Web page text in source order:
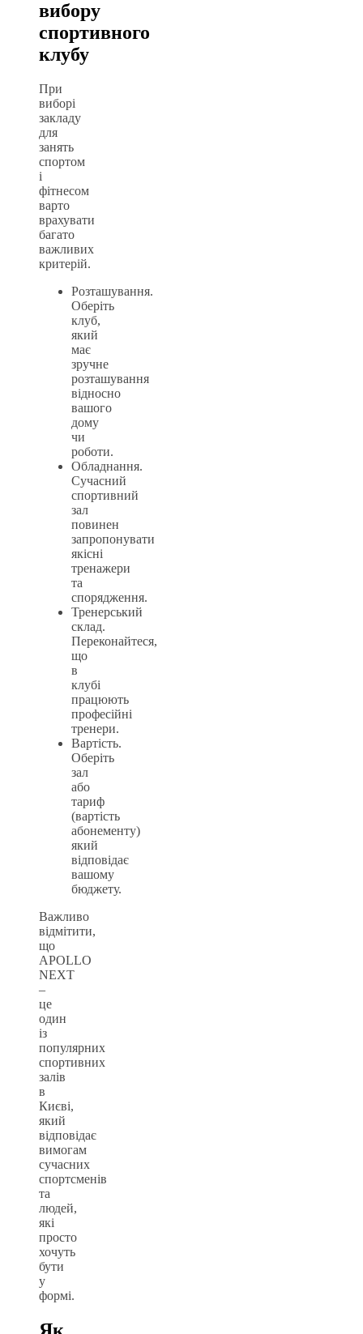
вибору
спортивного
клубу
При
виборі
закладу
для
занять
спортом
і
фітнесом
варто
врахувати
багато
важливих
критерій.
Розташування.
Оберіть
клуб,
який
має
зручне
розташування
відносно
вашого
дому
чи
роботи.
Обладнання.
Сучасний
спортивний
зал
повинен
запропонувати
якісні
тренажери
та
спорядження.
Тренерський
склад.
Переконайтеся,
що
в
клубі
працюють
професійні
тренери.
Вартість.
Оберіть
зал
або
тариф
(вартість
абонементу)
який
відповідає
вашому
бюджету.
Важливо
відмітити,
що
APOLLO
NEXT
–
це
один
із
популярних
спортивних
залів
в
Києві,
який
відповідає
вимогам
сучасних
спортсменів
та
людей,
які
просто
хочуть
бути
у
формі.
Як